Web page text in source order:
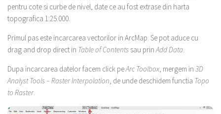
pentru cote si curbe de nivel, date ce au fost extrase din harta
topografica 1:25.000.
Primul pas este incarcarea vectorilor in ArcMap. Se pot aduce cu
drag and drop direct in Table of Contents sau prinAdd Data.
Dupa incarcarea datelor facem click peArc Toolbox, mergem in 3D
Analyst Tools – Raster Interpolation, de unde deschidem functia Topo
to Raster.